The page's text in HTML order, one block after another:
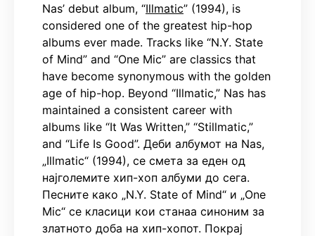
Nas’ debut album, “Illmatic” (1994), is
considered one of the greatest hip-hop
albums ever made. Tracks like “N.Y. State
of Mind” and “One Mic” are classics that
have become synonymous with the golden
age of hip-hop. Beyond “Illmatic,” Nas has
maintained a consistent career with
albums like “It Was Written,” “Stillmatic,”
and “Life Is Good”. Деби албумот на Nas,
„Illmatic“ (1994), се смета за еден од
најголемите хип-хоп албуми до сега.
Песните како „N.Y. State of Mind“ и „One
Mic“ се класици кои станаа синоним за
златното доба на хип-хопот. Покрај